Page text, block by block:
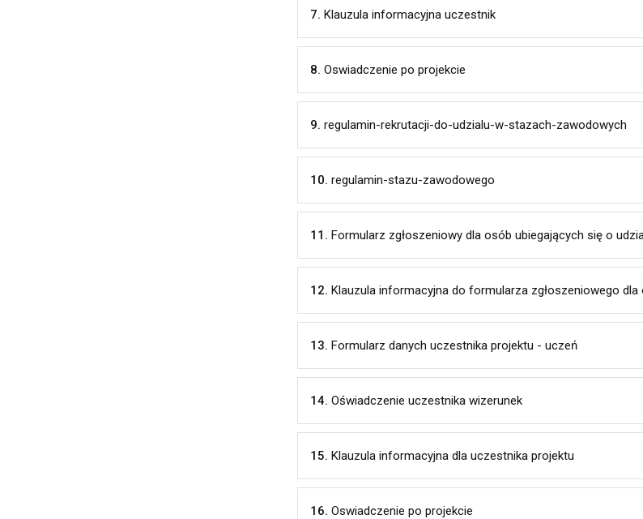
7.Klauzula informacyjna uczestnik
8.Oswiadczenie po projekcie
9.regulamin-rekrutacji-do-udzialu-w-stazach-zawodowych
10.regulamin-stazu-zawodowego
11.Formularz zgłoszeniowy dla osób ubiegających się o
12.Klauzula informacyjna do formularza zgłoszeniowego
13.Formularz danych uczestnika projektu - uczeń
14.Oświadczenie uczestnika wizerunek
15.Klauzula informacyjna dla uczestnika projektu
16.Oswiadczenie po projekcie